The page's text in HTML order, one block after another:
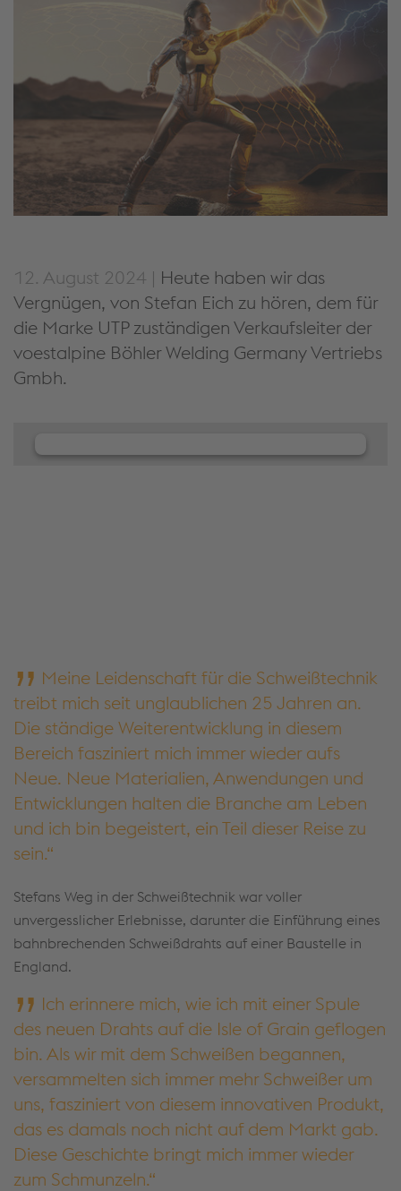
12. August 2024 | Heute haben wir das
Vergnügen, von Stefan Eich zu hören, dem für
die Marke UTP zuständigen Verkaufsleiter der
voestalpine Böhler Welding Germany Vertriebs
Gmbh.
Wir benötigen Ihre Zustimmung, um
Meine Leidenschaft für die Schweißtechnik
treibt mich seit unglaublichen 25 Jahren an.
Die ständige Weiterentwicklung in diesem
Bereich fasziniert mich immer wieder aufs
Neue. Neue Materialien, Anwendungen und
Entwicklungen halten die Branche am Leben
und ich bin begeistert, ein Teil dieser Reise zu
sein.
Stefans Weg in der Schweißtechnik war voller
unvergesslicher Erlebnisse, darunter die Einführung eines
bahnbrechenden Schweißdrahts auf einer Baustelle in
England.
Ich erinnere mich, wie ich mit einer Spule
des neuen Drahts auf die Isle of Grain geflogen
bin. Als wir mit dem Schweißen begannen,
versammelten sich immer mehr Schweißer um
uns, fasziniert von diesem innovativen Produkt,
das es damals noch nicht auf dem Markt gab.
Diese Geschichte bringt mich immer wieder
zum Schmunzeln.